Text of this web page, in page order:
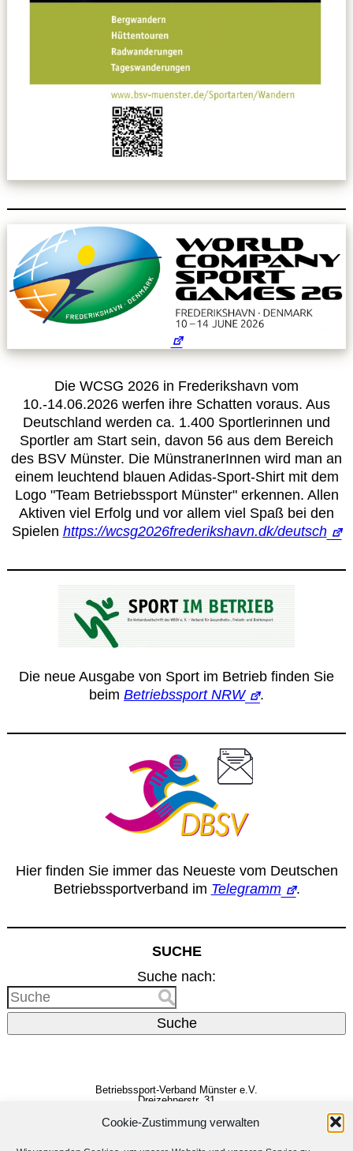
Cookie-Zustimmung verwalten
Betriebssportiade
Die WCSG 2026 in Frederikshavn vom
10.-14.06.2026 werfen ihre Schatten voraus. Aus
Deutschland werden ca. 1.400 Sportlerinnen und
Sportler am Start sein, davon 56 aus dem Bereich
des BSV Münster. Die MünstranerInnen wird man an
einem leuchtend blauen Adidas-Sport-Shirt mit dem
Logo "Team Betriebssport Münster" erkennen. Allen
Aktiven viel Erfolg und vor allem viel Spaß bei den
Spielen https://wcsg2026frederikshavn.dk/deutsch
Die neue Ausgabe von Sport im Betrieb finden Sie
beim Betriebssport NRW .
Hier finden Sie immer das Neueste vom Deutschen
Betriebssportverband im Telegramm .
SUCHE
Suche nach:
Suche
Betriebssport-Verband Münster e.V.
Dreizehnerstr. 31
Vertreten durch denVorstand